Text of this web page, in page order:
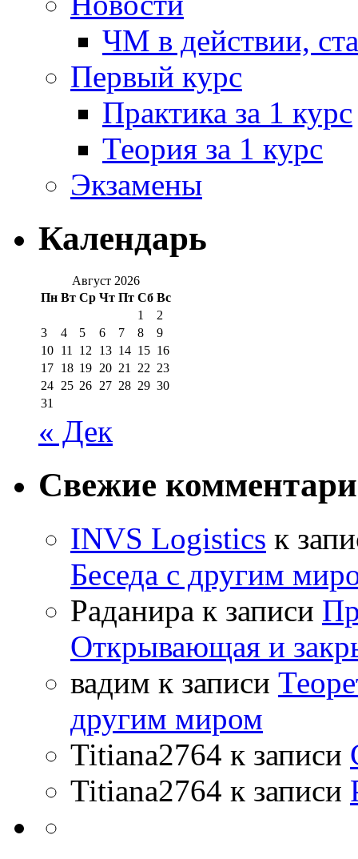
ЧМ в действии,
Первый курс
Практика за 1 курс
Теория за 1 курс
Экзамены
Календарь
Август 2026
Пн Вт Ср Чт Пт Сб Вс
1
2
3
4 5 6 7 8
9
10 11 12 13 14 15 16
17 18 19 20 21 22 23
24 25 26 27 28 29 30
31
« Дек
Свежие
INVS Logistics к
Беседа с другим
Раданира к записи
Открывающая и
вадим к записи
другим миром
Titiana2764 к записи
Titiana2764 к записи